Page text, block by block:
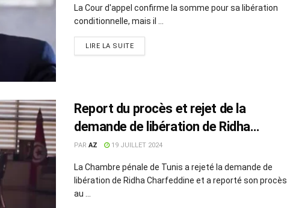
La Cour d'appel confirme la somme pour sa libération
conditionnelle, mais il ...
LIRE LA SUITE
Report du procès et rejet de la
demande de libération de Ridha
Charfeddine
PAR AZ 19 JUILLET 2024
La Chambre pénale de Tunis a rejeté la demande de
libération de Ridha Charfeddine et a reporté son procès
au ...